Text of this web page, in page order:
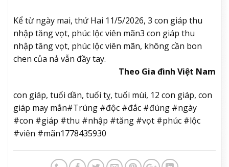
Kể từ ngày mai, thứ Hai 11/5/2026, 3 con giáp thu
nhập tăng vọt, phúc lộc viên mãn3 con giáp thu
nhập tăng vọt, phúc lộc viên mãn, không cần bon
chen của nả vẫn đầy tay.
Theo Gia đình Việt Nam
con giáp, tuổi dần, tuổi tỵ, tuổi mùi, 12 con giáp, con
giáp may mắn#Trúng #độc #đắc #đúng #ngày
#con #giáp #thu #nhập #tăng #vọt #phúc #lộc
#viên #mãn1778435930